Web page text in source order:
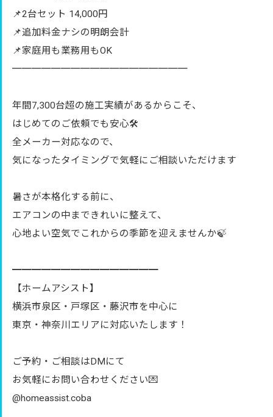
📌2台セット 14,000円
📌追加料金ナシの明朗会計
📌家庭用も業務用もOK
══════════════════
年間7,300台超の施工実績があるからこそ、
はじめてのご依頼でも安心🛠️
全メーカー対応なので、
気になったタイミングで気軽にご相談いただけます
暑さが本格化する前に、
エアコンの中まできれいに整えて、
心地よい空気でこれからの季節を迎えませんか🍃
━━━━━━━━━━━━━━━
【ホームアシスト】
横浜市泉区・戸塚区・藤沢市を中心に
東京・神奈川エリアに対応いたします！
ご予約・ご相談はDMにて
お気軽にお問い合わせください💌
@homeassist.coba